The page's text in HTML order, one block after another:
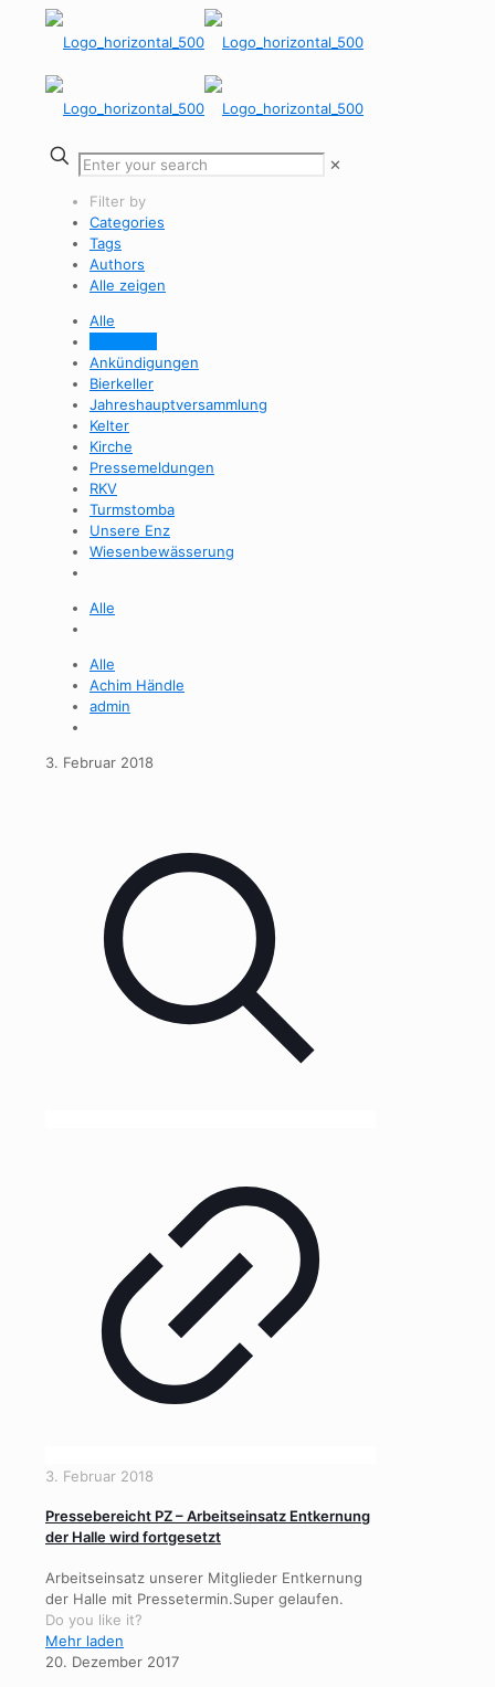
✕
Filter by
Categories
Tags
Authors
Alle zeigen
Alle
Ankündigungen
Bierkeller
Jahreshauptversammlung
Kelter
Kirche
Pressemeldungen
RKV
Turmstomba
Unsere Enz
Wiesenbewässerung
Alle
Alle
Achim Händle
admin
3. Februar 2018
3. Februar 2018
Pressebereicht PZ – Arbeitseinsatz Entkernung
der Halle wird fortgesetzt
Arbeitseinsatz unserer Mitglieder Entkernung
der Halle mit Pressetermin.Super gelaufen.
Do you like it?
Mehr laden
20. Dezember 2017